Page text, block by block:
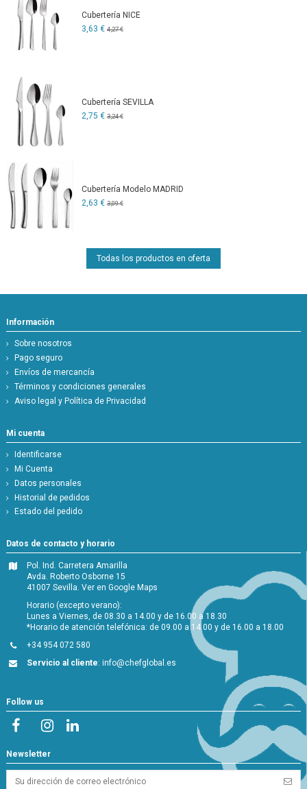
Cubertería NICE
3,63 € 4,27 €
Cubertería SEVILLA
2,75 € 3,24 €
Cubertería Modelo MADRID
2,63 € 3,09 €
Todas los productos en oferta
Información
Sobre nosotros
Pago seguro
Envíos de mercancía
Términos y condiciones generales
Aviso legal y Política de Privacidad
Mi cuenta
Identificarse
Mi Cuenta
Datos personales
Historial de pedidos
Estado del pedido
Datos de contacto y horario
Pol. Ind. Carretera Amarilla
Avda. Roberto Osborne 15
41007 Sevilla.Ver en Google Maps
Horario (excepto verano):
Lunes a Viernes, de 08.30 a 14.00 y de 16.00 a 18.30
*Horario de atención telefónica: de 09.00 a 14.00 y de 16.00 a 18.00
+34 954 072 580
Servicio al cliente:info@chefglobal.es
Follow us
Newsletter